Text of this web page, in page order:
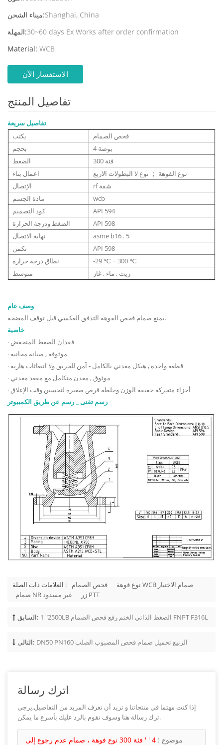
ميناء الشحن:Shanghai, China
المهلة:30~60 days Ex Works after order confirmation
Material: WCB
الاستفسار الآن
تفاصيل المنتج
تفاصيل سريعة
يكتب
فحص الصمام
بحجم
4 بوصة
الضغط
فئة 300
اعمال بناء
نوع الفوهة ； نوع لا البطولات الاربع
الإتصال
rf شفة
مادة الجسم
wcb
كود التصميم
API 594
الضغط ودرجة الحرارة
API 598
نهاية الاتصال
asme b16 . 5
تكمن
API 598
نطاق درجة حرارة
-29 ℃ ~ 300 ℃
متوسط
زيت , ماء , غاز
وصف عام
يمنع صمام فحص الفوهة التدفق العكسي قبل توقف المضخة.
خاصية
· فقدان الضغط المنخفض
· موثوقة , صيانة مجانية
· قطعة واحدة , هيكل معدني بالكامل - آمن للحريق ولا انبعاثات هاربة
· موثوق , معدن متكامل مع مقعد معدني
· أجزاء متحركة خفيفة الوزن وجلطة قرص صغيرة لتحسين وقت الإغلاق
رسم تقنى _ رسم عن طريق الكمبيوتر
العلامات ذات الصلة : فحص الصمام
نوع فوهة WCB صمام الاختيار
صمام NR غير مسدود
زر PTT
السابق: 1 "2500LB الضغط الذاتي الختم رفع فحص الصمام FNPT F316L
التالى: DN50 PN160 الربيع تحميل صمام فحص المصبوب الصلب
اترك رسالة
إذا كنت مهتما في منتجاتنا و تريد أن تعرف المزيد من التفاصيل,يرجى
ترك رسالة هنا وسوف نقوم بالرد عليك بأسرع ما يمكن.
موضوع :
4 ' ' فئة 300 نوع فوهة ، صمام عدم رجوع إلى